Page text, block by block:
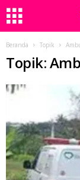
Beranda Topik
Topik: